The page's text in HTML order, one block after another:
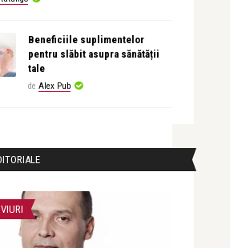
Beneficiile suplimentelor
pentru slăbit asupra sănătății
tale
de Alex Pub